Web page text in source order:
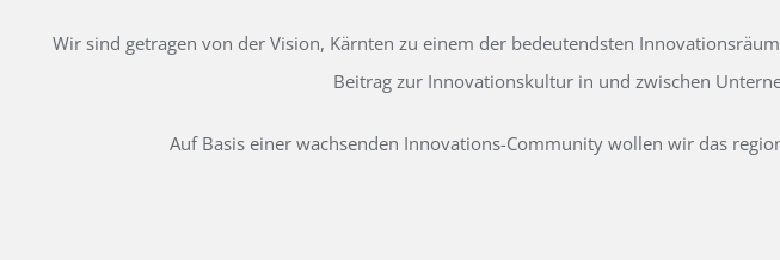
Wir sind getragen von der Vision, Kärnten zu einem der bedeutendsten
Beitrag zur Innovationskultur in und zwischen
Auf Basis einer wachsenden Innovations-Community wollen wir das